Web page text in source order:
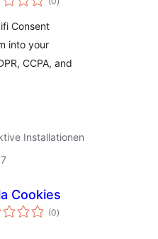
Mode &
insgesamt
Consent
into your
CCPA, and
Installationen
Cookies
(0Bewertungen
insgesamt
)